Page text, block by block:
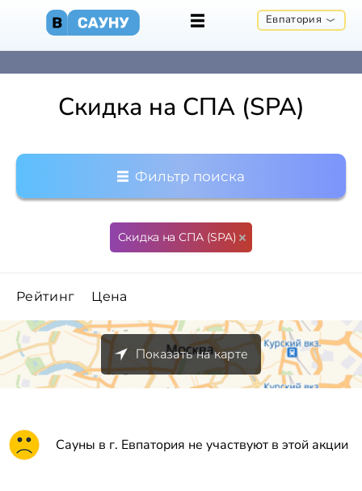
Евпатория
Скидка на СПА (SPA)
Фильтр поиска
Скидка на СПА (SPA)
Рейтинг Цена
Показать на карте
Сауны в г. Евпатория не участвуют в этой акции